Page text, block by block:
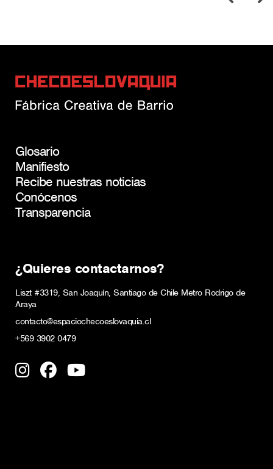
Glosario
Manifiesto
Recibe nuestras noticias
Conócenos
Transparencia
¿Quieres contactarnos?
Liszt #3319, San Joaquín, Santiago de Chile Metro Rodrigo de
Araya
contacto@espaciochecoeslovaquia.cl
+569 3902 0479